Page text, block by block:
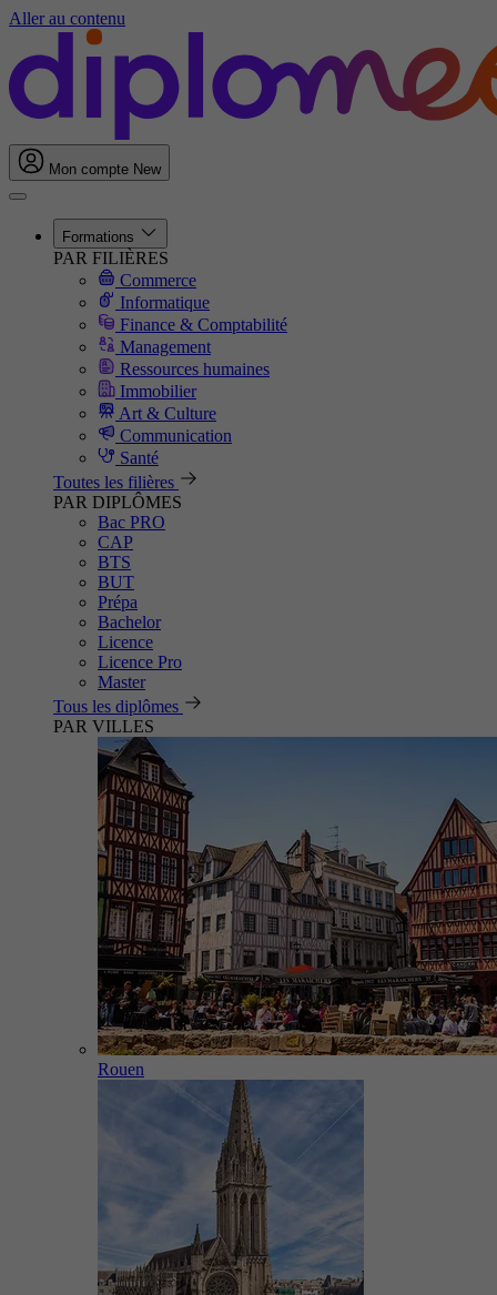
Aller au contenu
Mon compte New
Formations
PAR FILIÈRES
Commerce
Informatique
Finance & Comptabilité
Management
Ressources humaines
Immobilier
Art & Culture
Communication
Santé
Toutes les filières
PAR DIPLÔMES
Bac PRO
CAP
BTS
BUT
Prépa
Bachelor
Licence
Licence Pro
Master
Tous les diplômes
PAR VILLES
Rouen